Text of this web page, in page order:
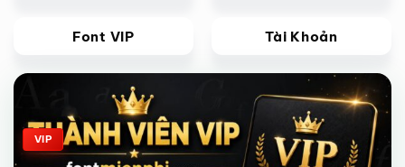
Font VIP Tài Khoản
Giảm giá!
VIP